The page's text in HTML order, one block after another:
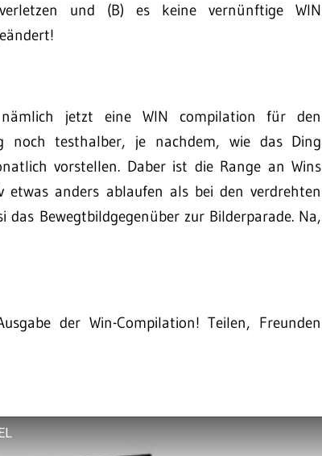
und (B) es keine vernünftige WIN
jetzt eine WIN compilation für den
noch testhalber, je nachdem, wie das Ding
vorstellen. Daber ist die Range an Wins
anders ablaufen als bei den verdrehten
das Bewegtbildgegenüber zur Bilderparade. Na,
der Win-Compilation! Teilen, Freunden